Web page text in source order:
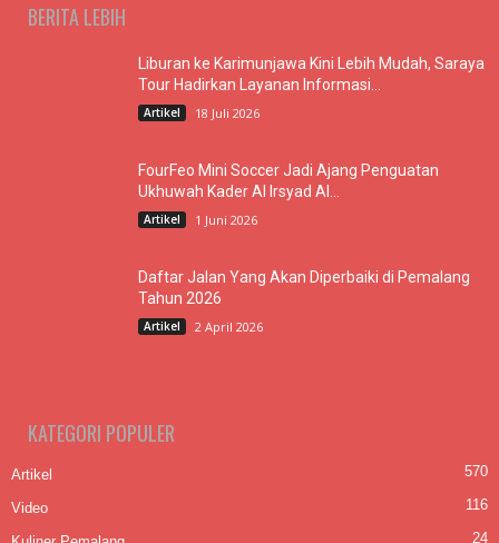
BERITA LEBIH
Liburan ke Karimunjawa Kini Lebih Mudah, Saraya
Tour Hadirkan Layanan Informasi...
Artikel 18 Juli 2026
FourFeo Mini Soccer Jadi Ajang Penguatan
Ukhuwah Kader Al Irsyad Al...
Artikel 1 Juni 2026
Daftar Jalan Yang Akan Diperbaiki di Pemalang
Tahun 2026
Artikel 2 April 2026
KATEGORI POPULER
Artikel 570
Video 116
24